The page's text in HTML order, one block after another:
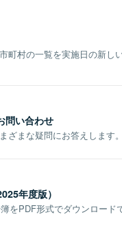
町村の一覧を実施日の新し
問い合わせ
ざまな疑問にお答えします。
年度版）
をPDF形式でダウンロード